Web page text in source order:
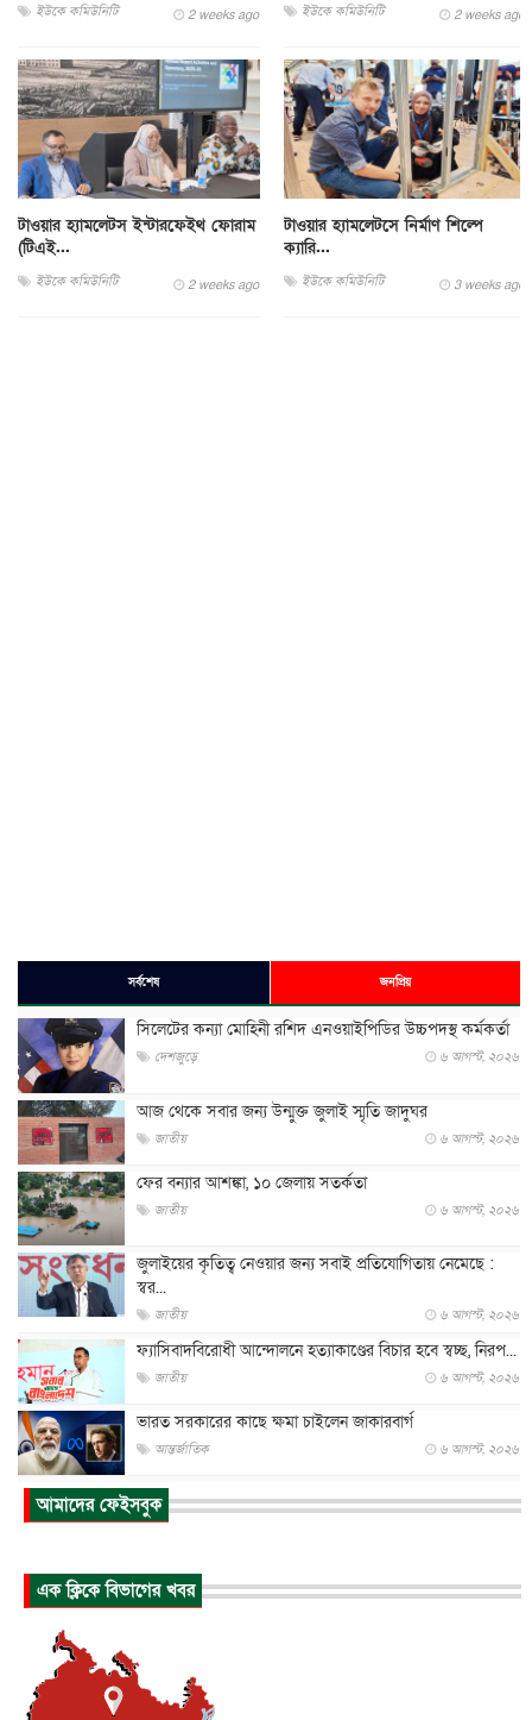
ইউকে কমিউনিটি 2 weeks ago ইউকে কমিউনিটি 2 weeks ago
টাওয়ার হ্যামলেটস ইন্টারফেইথ ফোরাম
(টিএই...
ইউকে কমিউনিটি 2 weeks ago
টাওয়ার হ্যামলেটসে নির্মাণ শিল্পে
ক্যারি...
ইউকে কমিউনিটি 3 weeks ago
সর্বশেষ জনপ্রিয়
সিলেটের কন্যা মোহিনী রশিদ এনওয়াইপিডির উচ্চপদস্থ কর্মকর্তা
দেশজুড়ে ৬ আগস্ট, ২০২৬
আজ থেকে সবার জন্য উন্মুক্ত জুলাই স্মৃতি জাদুঘর
জাতীয় ৬ আগস্ট, ২০২৬
ফের বন্যার আশঙ্কা, ১০ জেলায় সতর্কতা
জাতীয় ৬ আগস্ট, ২০২৬
জুলাইয়ের কৃতিত্ব নেওয়ার জন্য সবাই প্রতিযোগিতায় নেমেছে :
স্বর...
জাতীয় ৬ আগস্ট, ২০২৬
ফ্যাসিবাদবিরোধী আন্দোলনে হত্যাকাণ্ডের বিচার হবে স্বচ্ছ, নিরপ...
জাতীয় ৬ আগস্ট, ২০২৬
ভারত সরকারের কাছে ক্ষমা চাইলেন জাকারবার্গ
আন্তর্জাতিক ৬ আগস্ট, ২০২৬
আকাশে ট্রাম্পের হেলিকপ্টার ও যাত্রীবাহী বিমান মুখোমুখি, তদন্...
আন্তর্জাতিক
আন্তর্জাতিক ৬ আগস্ট, ২০২৬
টি-টোয়েন্টি ইতিহাসের সর্বোচ্চ রানের মালিক এখন জস বাটলার
আমাদের ফেইসবুক
এক ক্লিকে বিভাগের খবর